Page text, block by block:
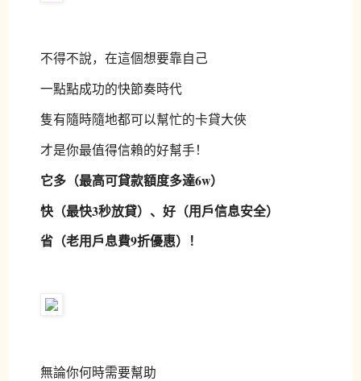
不得不說，在這個想要靠自己
一點點成功的快節奏時代
隻有隨時隨地都可以幫忙的卡貸大俠
才是你最值得信賴的好幫手！
它多（最高可貸款額度多達6w）
快（最快3秒放貸）、好（用戶信息安全）
省（老用戶息費9折優惠）！
無論你何時需要幫助